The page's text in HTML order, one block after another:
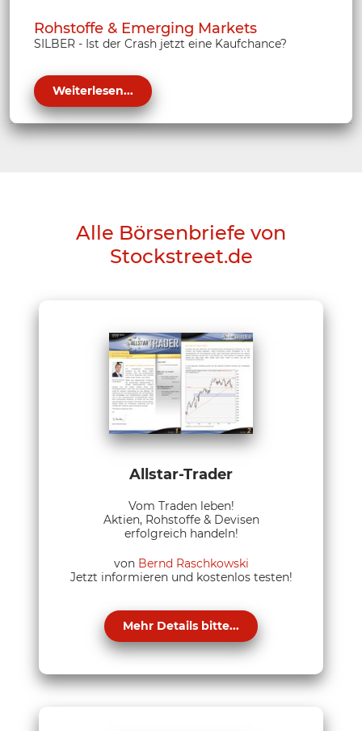
Rohstoffe & Emerging Markets
SILBER - Ist der Crash jetzt eine Kaufchance?
Weiterlesen...
Alle Börsenbriefe von
Stockstreet.de
Allstar-Trader
Vom Traden leben!
Aktien, Rohstoffe & Devisen
erfolgreich handeln!
von Bernd Raschkowski
Jetzt informieren und kostenlos testen!
Mehr Details bitte...